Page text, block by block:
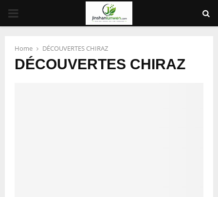
PRIMARY
Home DÉCOUVERTES CHIRAZ
DÉCOUVERTES CHIRAZ